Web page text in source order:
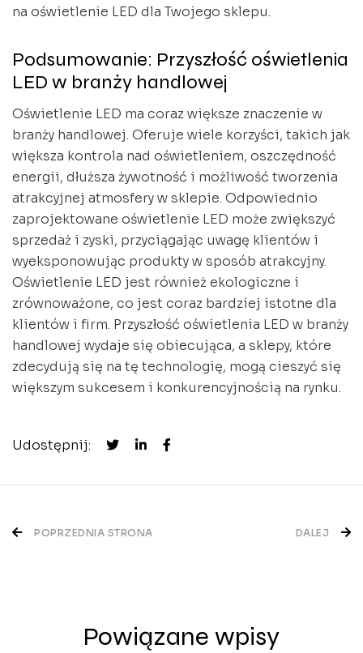
na oświetlenie LED dla Twojego sklepu.
Podsumowanie: Przyszłość oświetlenia
LED w branży handlowej
Oświetlenie LED ma coraz większe znaczenie w
branży handlowej. Oferuje wiele korzyści, takich jak
większa kontrola nad oświetleniem, oszczędność
energii, dłuższa żywotność i możliwość tworzenia
atrakcyjnej atmosfery w sklepie. Odpowiednio
zaprojektowane oświetlenie LED może zwiększyć
sprzedaż i zyski, przyciągając uwagę klientów i
wyeksponowując produkty w sposób atrakcyjny.
Oświetlenie LED jest również ekologiczne i
zrównoważone, co jest coraz bardziej istotne dla
klientów i firm. Przyszłość oświetlenia LED w branży
handlowej wydaje się obiecująca, a sklepy, które
zdecydują się na tę technologię, mogą cieszyć się
większym sukcesem i konkurencyjnością na rynku.
Udostępnij:
Nawigacja
POPRZEDNIA STRONA DALEJ
Powiązane wpisy